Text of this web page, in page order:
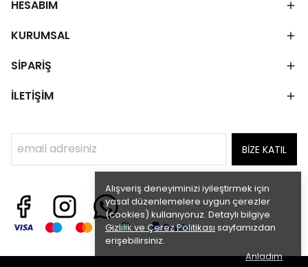
Alışveriş deneyiminizi iyileştirmek için
yasal düzenlemelere uygun çerezler
(cookies) kullanıyoruz. Detaylı bilgiye
Gizlilik ve Çerez Politikası sayfamızdan
erişebilirsiniz.
Anladım
HESABIM
KURUMSAL
SİPARİŞ
İLETİŞİM
BİZE KATIL